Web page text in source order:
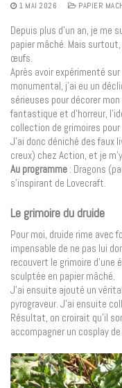
1 MAI 2026 PAPIER
Depuis plus d’un an, je me
papier mâché. Mais
œufs.
Après avoir expérimenté
monumental, j’ai eu un
sérieuses pour décorer
fantastique et d’horreur,
collection de grimoires
J’ai donc déniché des faux
creux) chez Action, et je
Au programme : Dragons
s’inspirant de Lovecraft.
Le grimoire du druide
Pour moi, druide rime
impensable de ne pas lui
recouvert le grimoire
sculptée en papier mâché.
J’ai ensuite ajouté un
pyrograveur. J’ai ensuite
Résultat, on croirait qu’il
accompagner un cosplay